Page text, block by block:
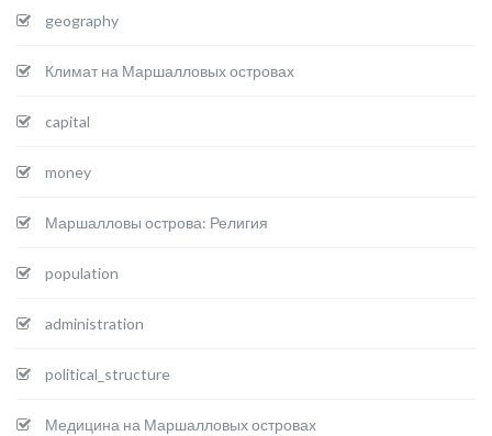
geography
Климат на Маршалловых островах
capital
money
Маршалловы острова: Религия
population
administration
political_structure
Медицина на Маршалловых островах